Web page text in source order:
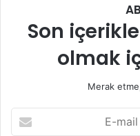
Son
olmak
Merak
mail